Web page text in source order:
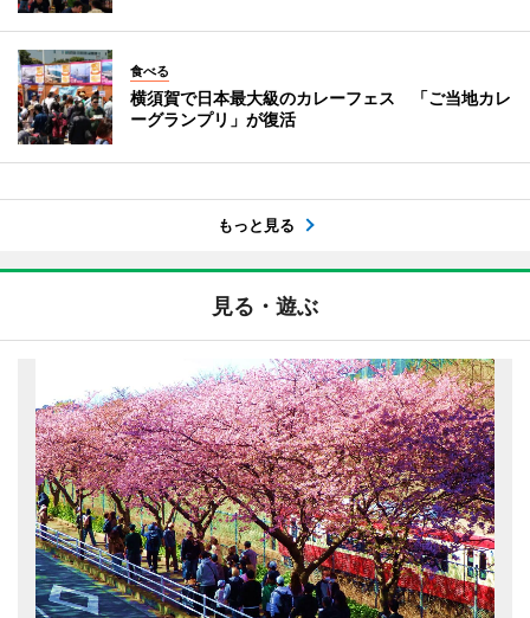
食べる
横須賀で日本最大級のカレーフェス 「ご当地カレ
ーグランプリ」が復活
もっと見る
見る・遊ぶ